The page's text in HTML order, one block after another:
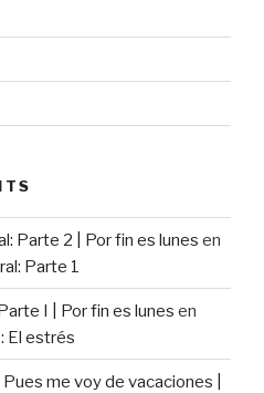
Parte 2 | Por fin es lunes en
Parte 1
I | Por fin es lunes en
El estrés
me voy de vacaciones |